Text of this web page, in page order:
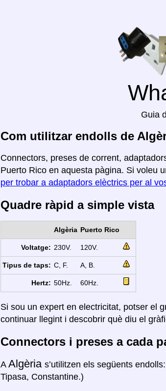
Guia
Com utilitzar endolls de
Connectors, preses de corrent,
Puerto Rico en aquesta pàgina. Si voleu
per trobar a adaptadors elèctrics per al
Quadre ràpid a simple vista
Algèria Puerto Rico
Voltatge: 230V. 120V.
Tipus de taps: C, F. A, B.
Hertz: 50Hz. 60Hz.
Si sou un expert en electricitat, potser el
continuar llegint i descobrir què diu el
Connectors i preses a cada
A Algèria s’utilitzen els següents
Tipasa, Constantine.)